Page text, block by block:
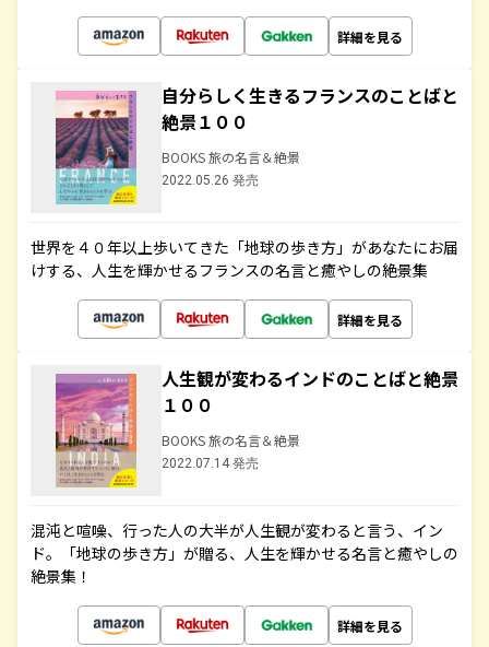
詳細を見る
自分らしく生きるフランスのことばと
絶景１００
BOOKS 旅の名言＆絶景
2022.05.26 発売
世界を４０年以上歩いてきた「地球の歩き方」があなたにお届
けする、人生を輝かせるフランスの名言と癒やしの絶景集
詳細を見る
人生観が変わるインドのことばと絶景
１００
BOOKS 旅の名言＆絶景
2022.07.14 発売
混沌と喧噪、行った人の大半が人生観が変わると言う、イン
ド。「地球の歩き方」が贈る、人生を輝かせる名言と癒やしの
絶景集！
詳細を見る